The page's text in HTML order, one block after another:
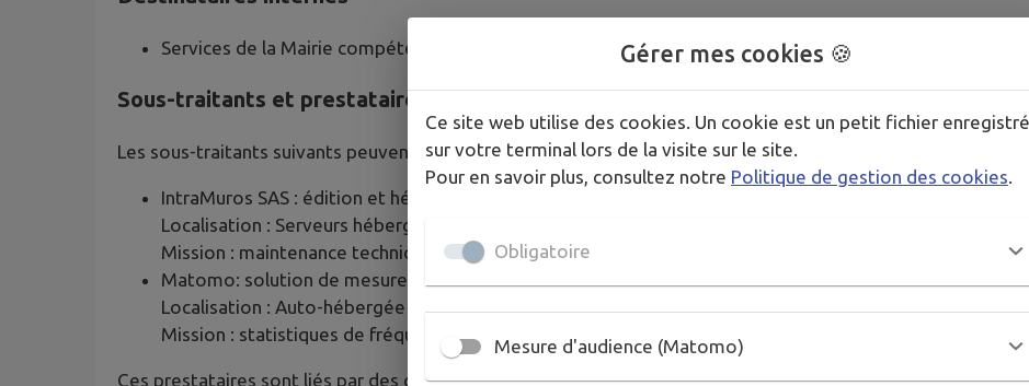
Services de la Mairie compétents selon la nature de votre demande
Sous-traitants et prestataires techniques
Les sous-traitants suivants peuvent accéder à vos données dans le cadre strict de leurs missions :
IntraMuros SAS : édition et hébergement du site internet
Localisation : Serveurs hébergés par AWS France, situés en France
Mission : maintenance technique, hébergement sécurisé
Matomo: solution de mesure d'audience
Localisation : Auto-hébergée
Mission : statistiques de fréquentation anonymisées
Ces prestataires sont liés par des contrats de sous-traitance conformes à l'article 28 du RGPD et
Gérer mes cookies 🍪
Ce site web utilise des cookies. Un cookie est un petit fichier enregistré
sur votre terminal lors de la visite sur le site.
Pour en savoir plus, consultez notre Politique de gestion des cookies
Obligatoire
Mesure d'audience (Matomo)